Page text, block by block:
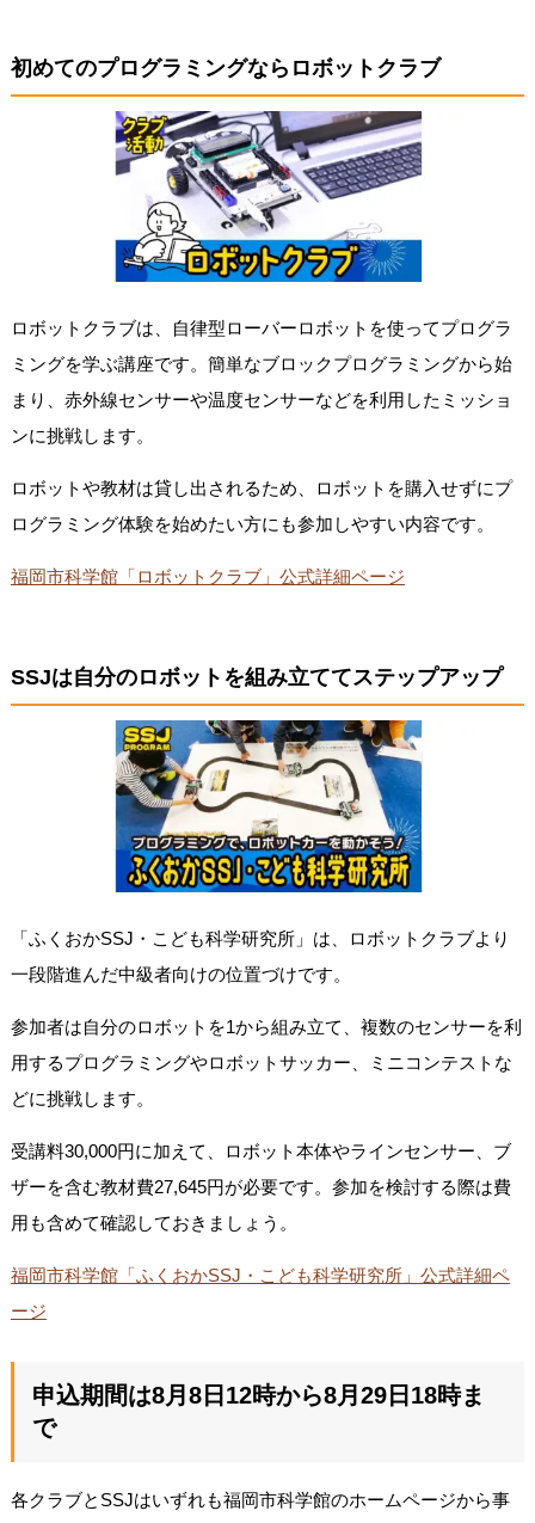
初めてのプログラミングならロボットクラブ
ロボットクラブは、自律型ローバーロボットを使ってプログラ
ミングを学ぶ講座です。簡単なブロックプログラミングから始
まり、赤外線センサーや温度センサーなどを利用したミッショ
ンに挑戦します。
ロボットや教材は貸し出されるため、ロボットを購入せずにプ
ログラミング体験を始めたい方にも参加しやすい内容です。
福岡市科学館「ロボットクラブ」公式詳細ページ
SSJは自分のロボットを組み立ててステップアップ
「ふくおかSSJ・こども科学研究所」は、ロボットクラブより
一段階進んだ中級者向けの位置づけです。
参加者は自分のロボットを1から組み立て、複数のセンサーを利
用するプログラミングやロボットサッカー、ミニコンテストな
どに挑戦します。
受講料30,000円に加えて、ロボット本体やラインセンサー、ブ
ザーを含む教材費27,645円が必要です。参加を検討する際は費
用も含めて確認しておきましょう。
福岡市科学館「ふくおかSSJ・こども科学研究所」公式詳細ペ
ージ
申込期間は8月8日12時から8月29日18時ま
で
各クラブとSSJはいずれも福岡市科学館のホームページから事